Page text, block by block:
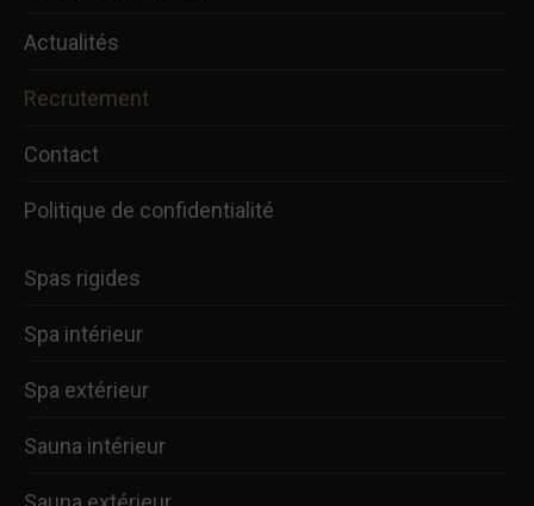
Actualités
Recrutement
Contact
Politique de confidentialité
Spas rigides
Spa intérieur
Spa extérieur
Sauna intérieur